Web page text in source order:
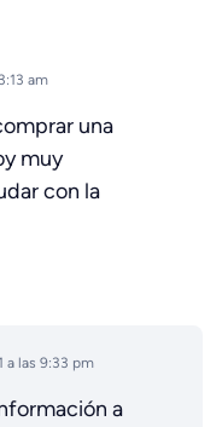
am
una
muy
con la
a las 9:33 pm
a